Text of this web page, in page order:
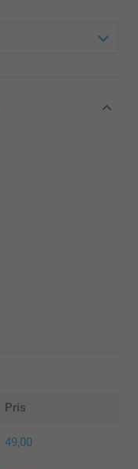
Pris
49,00